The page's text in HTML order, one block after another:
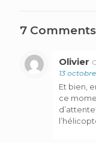
7 Comments
Olivier
13
Et bien,
ce